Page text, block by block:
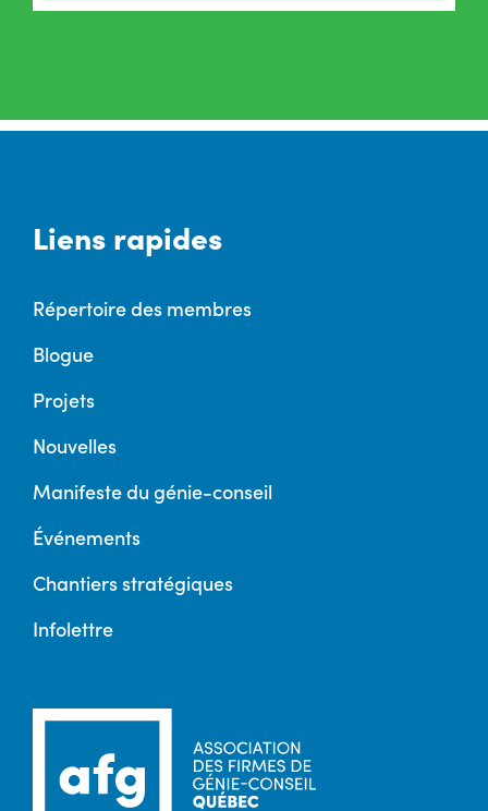
Liens rapides
Répertoire des membres
Blogue
Projets
Nouvelles
Manifeste du génie-conseil
Événements
Chantiers stratégiques
Infolettre